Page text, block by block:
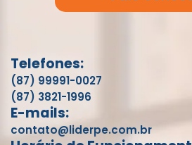
Telefones:
(87) 99991-0027
(87) 3821-1996
E-mails:
contato@liderpe.com.br